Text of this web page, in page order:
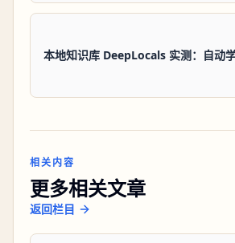
本地知识库 DeepLocals 实测：自动
相关内容
更多相关文章
返回栏目